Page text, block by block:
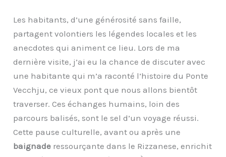
Les habitants, d’une générosité sans faille,
partagent volontiers les légendes locales et les
anecdotes qui animent ce lieu. Lors de ma
dernière visite, j’ai eu la chance de discuter avec
une habitante qui m’a raconté l’histoire du Ponte
Vecchju, ce vieux pont que nous allons bientôt
traverser. Ces échanges humains, loin des
parcours balisés, sont le sel d’un voyage réussi.
Cette pause culturelle, avant ou après une
baignade ressourçante dans le Rizzanese, enrichit